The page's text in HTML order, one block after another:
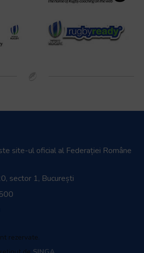
site-ul oficial al Federației Române
sector 1, București
rezervate.